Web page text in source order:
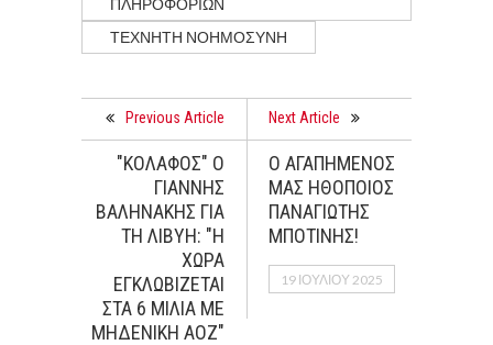
ΤΕΧΝΗΤΗ ΝΟΗΜΟΣΥΝΗ
Previous Article
"ΚΟΛΑΦΟΣ" Ο
ΓΙΑΝΝΗΣ
ΒΑΛΗΝΑΚΗΣ ΓΙΑ
ΤΗ ΛΙΒΥΗ: "Η
ΧΩΡΑ
ΕΓΚΛΩΒΙΖΕΤΑΙ
ΣΤΑ 6 ΜΙΛΙΑ ΜΕ
ΜΗΔΕΝΙΚΗ ΑΟΖ"
Next Article
Ο ΑΓΑΠΗΜΕΝΟΣ
ΜΑΣ ΗΘΟΠΟΙΟΣ
ΠΑΝΑΓΙΩΤΗΣ
ΜΠΟΤΙΝΗΣ!
19 ΙΟΥΛΊΟΥ 2025